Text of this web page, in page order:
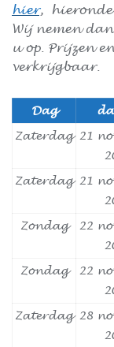
hier,
Wij nemen
u op. Prijzen
verkrijgbaar.
Dag
Zaterdag 21
Zaterdag 21
Zondag
22
Zondag
22
Zaterdag 28